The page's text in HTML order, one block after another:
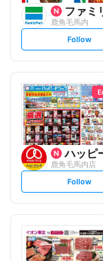
ファミリー
鹿角毛馬内
s
l
o
w
Follow
ハッピー・ド
鹿角毛馬内店
s
o
w
Follow